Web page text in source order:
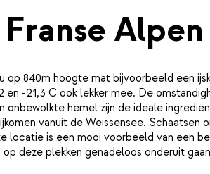
Alpen
840m hoogte mat bijvoorbeeld een
-21,3 C ook lekker mee. De
onbewolkte hemel zijn de ideale
vanuit de Weissensee. Schaatsen
locatie is een mooi voorbeeld van een
deze plekken genadeloos onderuit